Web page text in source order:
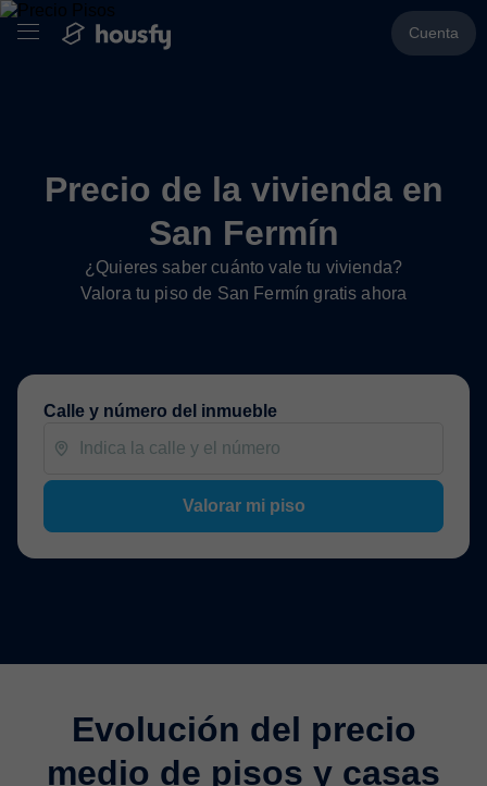
Cuenta
Precio de la vivienda en
San Fermín
¿Quieres saber cuánto vale tu vivienda?
Valora tu piso de San Fermín gratis ahora
Calle y número del inmueble
Valorar mi piso
Evolución del precio
medio de pisos y casas